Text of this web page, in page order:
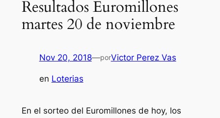
Resultados Euromillones
martes 20 de noviembre
Nov 20, 2018—porVictor Perez Vas
en Loterias
En el sorteo del Euromillones de hoy, los